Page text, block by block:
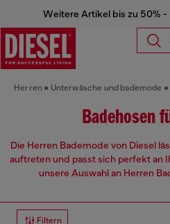
Weitere Artikel bis zu 50%
Herren Unterwäsche und bademode
Badehosen
Die Herren Bademode von Diesel
auftreten und passt sich perfekt an
unsere Auswahl an Herren
Filtern